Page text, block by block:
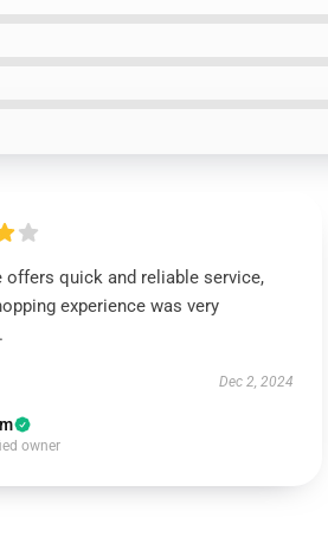
offers quick and reliable service,
experience was very
Dec 2, 2024
owner